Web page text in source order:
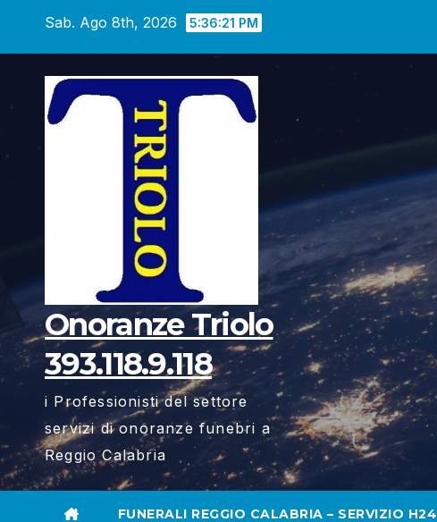
Sab. Ago 8th, 2026 5:36:22 PM
Onoranze Triolo
393.118.9.118
i Professionisti del settore
servizi di onoranze funebri a
Reggio Calabria
FUNERALI REGGIO CALABRIA – SERVIZIO H24